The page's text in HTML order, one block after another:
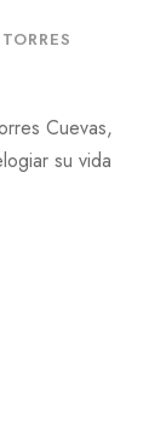
Cuevas,
su vida